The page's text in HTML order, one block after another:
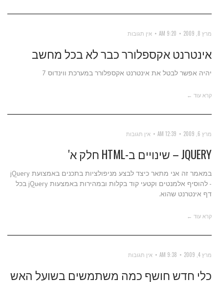
מרץ 8, 2009 9:20 AM אין תגובות
אינטרנט אקספלורר כבר לא בכל מחשב
יהיה אפשר לבטל את אינטרנט אקספלורר במערכת ווינדוס 7
קרא עוד ←
מרץ 6, 2009 12:39 AM אין תגובות
JQUERY – שינויים ב-HTML חלק א'
במאמר זה אני מתאר כיצד לבצע מניפולציות בתכנים באמצועת jQuery
- להוסיף אלמנטים וקטעי קוד בקלות ובמהירות באמצעות jQuery בכל
דף אינטרנט שהוא.
קרא עוד ←
מרץ 4, 2009 9:38 AM אין תגובות
כלי חדש חושף כמה משתמשים בשועל האש